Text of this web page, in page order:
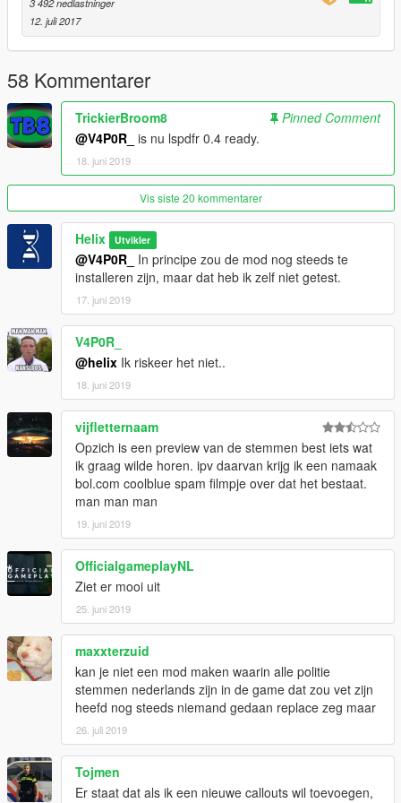
3 492 nedlastninger
12. juli 2017
58 Kommentarer
TrickierBroom8
Pinned Comment
@V4P0R_ is nu lspdfr 0.4 ready.
18. juni 2019
Vis siste 20 kommentarer
Helix Utvikler
@V4P0R_
In principe zou de mod nog steeds te
installeren zijn, maar dat heb ik zelf niet getest.
17. juni 2019
V4P0R_
@helix Ik riskeer het niet..
18. juni 2019
vijfletternaam
Opzich is een preview van de stemmen best iets wat
ik graag wilde horen. ipv daarvan krijg ik een namaak
bol.com coolblue spam filmpje over dat het bestaat.
man man man
19. juni 2019
OfficialgameplayNL
Ziet er mooi uit
25. juni 2019
maxxterzuid
kan je niet een mod maken waarin alle politie
stemmen nederlands zijn in de game dat zou vet zijn
heefd nog steeds niemand gedaan replace zeg maar
26. juli 2019
Tojmen
Er staat dat als ik een nieuwe callouts wil toevoegen,